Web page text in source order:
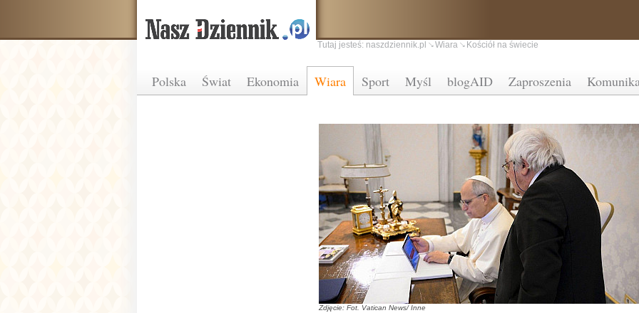
Polska Świat Ekonomia Wiara Sport Myśl blogAID Zaproszenia
Tutaj jesteś: naszdziennik.pl Wiara Kościół na świecie
Zdjęcie: Fot. Vatican News/ Inne